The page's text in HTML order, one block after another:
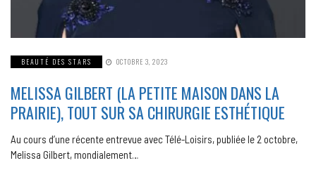
BEAUTÉ DES STARS OCTOBRE 3, 2023
MELISSA GILBERT (LA PETITE MAISON DANS LA
PRAIRIE), TOUT SUR SA CHIRURGIE ESTHÉTIQUE
Au cours d’une récente entrevue avec Télé-Loisirs, publiée le 2 octobre,
Melissa Gilbert, mondialement…